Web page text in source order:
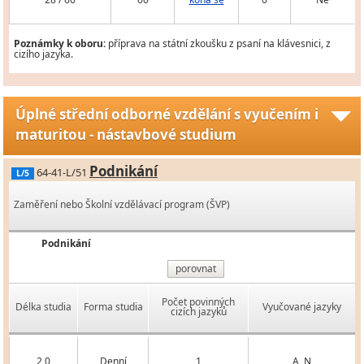
Poznámky k oboru: příprava na státní zkoušku z psaní na klávesnici, z
cizího jazyka.
Úplné střední odborné vzdělání s vyučením i
maturitou - nástavbové studium
L/5 64-41-L/51 Podnikání
Zaměření nebo Školní vzdělávací program (ŠVP)
Podnikání
porovnat
Délka studia Forma studia Počet povinných
cizích jazyků Vyučované jazyky